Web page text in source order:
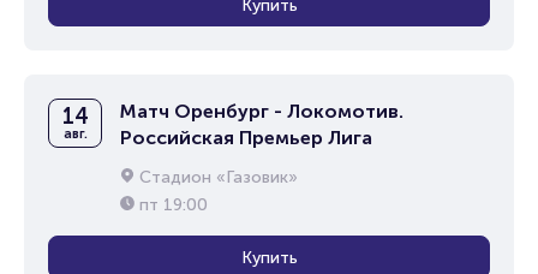
Купить
14
авг.
Матч Оренбург - Локомотив.
Российская Премьер Лига
Стадион «Газовик»
пт 19:00
Купить